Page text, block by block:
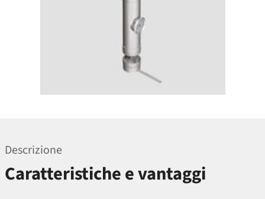
Descrizione
Caratteristiche e vantaggi